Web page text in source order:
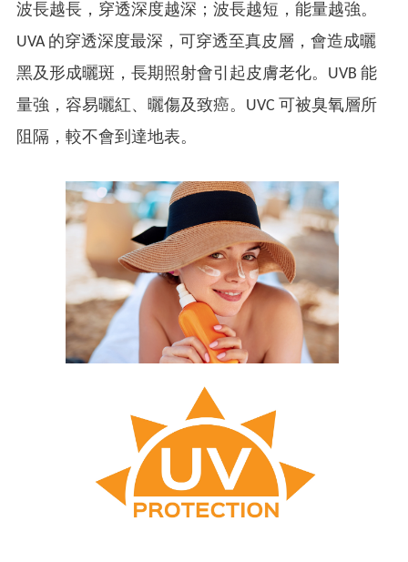
波長越長，穿透深度越深；波長越短，能量越強。
UVA 的穿透深度最深，可穿透至真皮層，會造成曬
黑及形成曬斑，長期照射會引起皮膚老化。UVB 能
量強，容易曬紅、曬傷及致癌。UVC 可被臭氧層所
阻隔，較不會到達地表。